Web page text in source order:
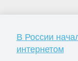
В России
интернетом